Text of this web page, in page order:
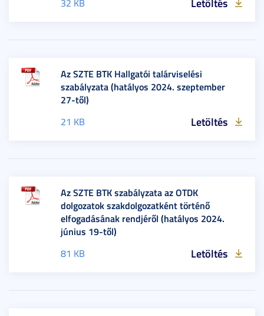
32 KB
Az SZTE BTK Hallgatói talárviselési
szabályzata (hatályos 2024. szeptember
27-től)
21 KB Letöltés
Az SZTE BTK szabályzata az OTDK
dolgozatok szakdolgozatként történő
elfogadásának rendjéről (hatályos 2024.
június 19-től)
81 KB Letöltés